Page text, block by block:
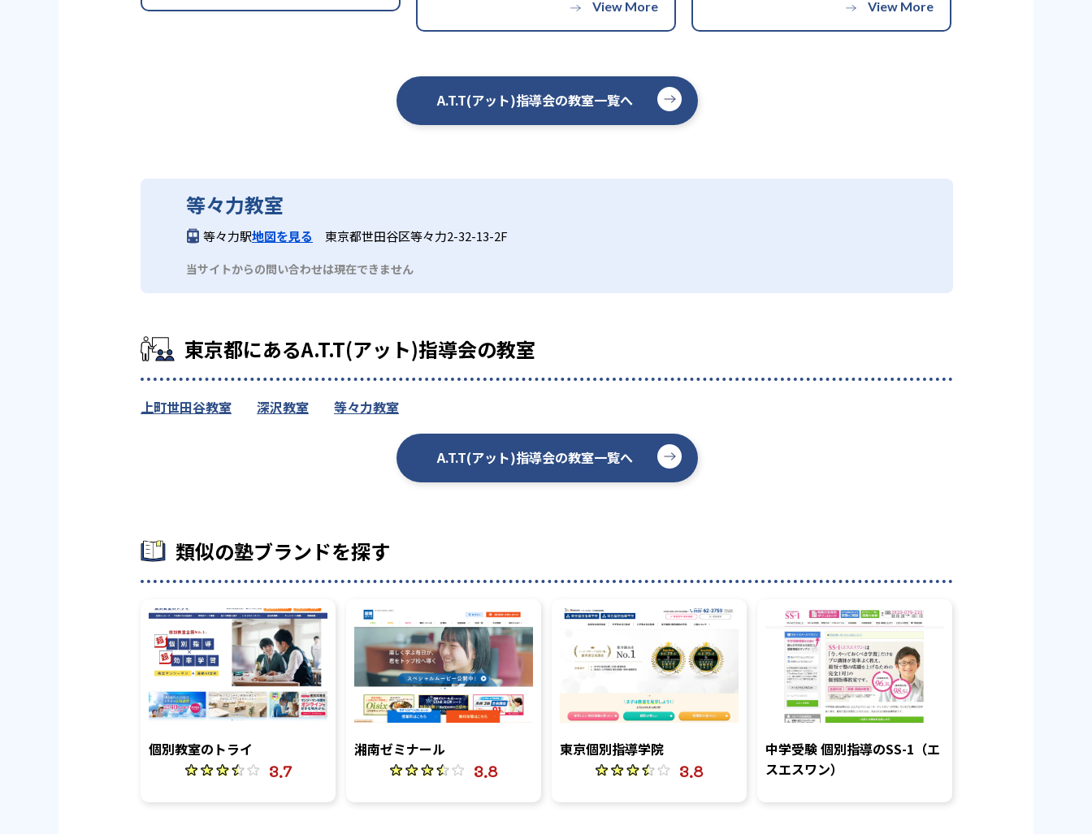
A.T.T(アット)指導会の教室一覧へ
等々力教室
等々力駅地図を見る 東京都世田谷区等々力2-32-13-2F
当サイトからの問い合わせは現在できません
東京都にあるA.T.T(アット)指導会の教室
上町世田谷教室 深沢教室 等々力教室
A.T.T(アット)指導会の教室一覧へ
類似の塾ブランドを探す
個別教室のトライ
3.7
湘南ゼミナール
3.8
東京個別指導学院
3.8
中学受験 個別指導のSS-1（エ
スエスワン）